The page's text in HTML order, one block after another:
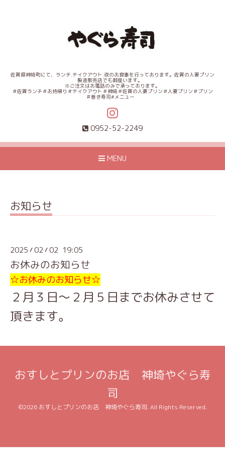
佐賀県神埼町にて、ランチ.テイクアウト.夜のお食事を行っております。佐賀の人妻プリン
製造販売店でも御座います。
※ご注文はお電話のみで承っております。
＃佐賀ランチ＃お持帰り＃テイクアウト＃神埼＃佐賀の人妻プリン＃人妻プリン＃プリン
＃巻き寿司#メニュー
0952-52-2249
MENU
お知らせ
2025 /02 /02 19:05
お休みのお知らせ
☆お休みのお知らせ☆
２月３日～２月５日までお休みさせて
頂きます。
おすしとプリンのお店 神埼やぐら寿
司
©2026 おすしとプリンのお店 神埼やぐら寿司. All Rights Reserved.